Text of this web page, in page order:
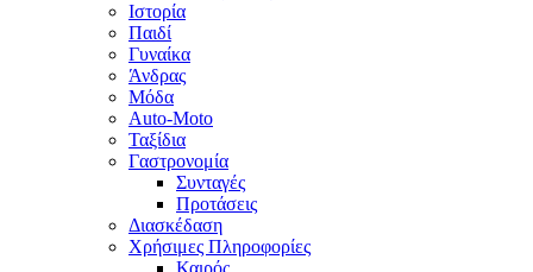
Ιστορία
Παιδί
Γυναίκα
Άνδρας
Μόδα
Auto-Moto
Ταξίδια
Γαστρονομία
Συνταγές
Προτάσεις
Διασκέδαση
Χρήσιμες Πληροφορίες
Καιρός